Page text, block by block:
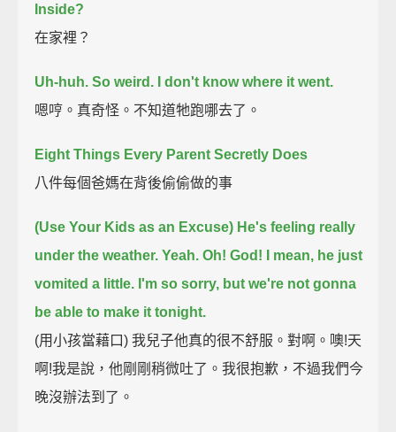
Inside?
在家裡？
Uh-huh. So weird. I don't know where it went.
嗯哼。真奇怪。不知道牠跑哪去了。
Eight Things Every Parent Secretly Does
八件每個爸媽在背後偷偷做的事
(Use Your Kids as an Excuse) He's feeling really
under the weather. Yeah. Oh! God! I mean, he just
vomited a little. I'm so sorry, but we're not gonna
be able to make it tonight.
(用小孩當藉口) 我兒子他真的很不舒服。對啊。噢!天
啊!我是說，他剛剛稍微吐了。我很抱歉，不過我們今
晚沒辦法到了。